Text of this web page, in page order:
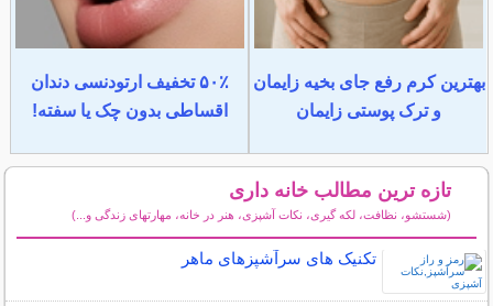
بهترین کرم رفع جای بخیه زایمان
و ترک پوستی زایمان
۵۰٪ تخفیف ارتودنسی دندان
اقساطی بدون چک یا سفته!
تازه ترین مطالب خانه داری
(شستشو، نظافت، لکه گیری، نکات آشپزی، هنر در خانه، مهارتهای زندگی و...)
تکنیک های سرآشپزهای ماهر